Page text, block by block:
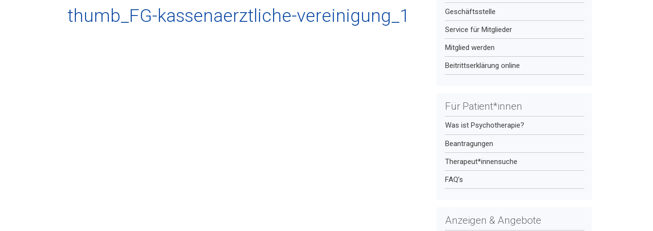
thumb_FG-kassenaerztliche-vereinigung_1 Geschäftsstelle
Service für Mitglieder
Mitglied werden
Beitrittserklärung online
Für Patient*innen
Was ist Psychotherapie?
Beantragungen
Therapeut*innensuche
FAQ’s
Anzeigen & Angebote